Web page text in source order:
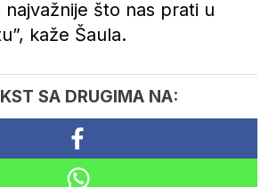
što nas prati u
kaže Šaula.
SA DRUGIMA NA: